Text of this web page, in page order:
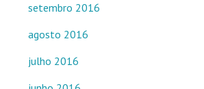
setembro 2016
agosto 2016
julho 2016